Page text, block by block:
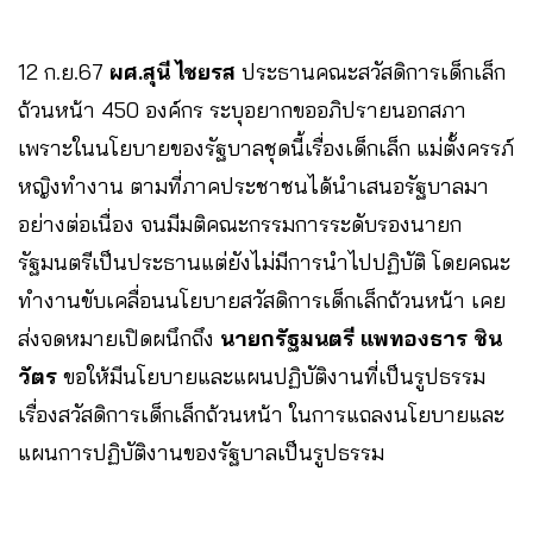
12 ก.ย.67 ผศ.สุนี ไชยรส ประธานคณะสวัสดิการเด็กเล็ก
ถ้วนหน้า 450 องค์กร ระบุอยากขออภิปรายนอกสภา
เพราะในนโยบายของรัฐบาลชุดนี้เรื่องเด็กเล็ก แม่ตั้งครรภ์
หญิงทำงาน ตามที่ภาคประชาชนได้นำเสนอรัฐบาลมา
อย่างต่อเนื่อง จนมีมติคณะกรรมการระดับรองนายก
รัฐมนตรีเป็นประธานแต่ยังไม่มีการนำไปปฏิบัติ โดยคณะ
ทำงานขับเคลื่อนนโยบายสวัสดิการเด็กเล็กถ้วนหน้า เคย
ส่งจดหมายเปิดผนึกถึง นายกรัฐมนตรี แพทองธาร ชิน
วัตร ขอให้มีนโยบายและแผนปฏิบัติงานที่เป็นรูปธรรม
เรื่องสวัสดิการเด็กเล็กถ้วนหน้า ในการแถลงนโยบายและ
แผนการปฏิบัติงานของรัฐบาลเป็นรูปธรรม